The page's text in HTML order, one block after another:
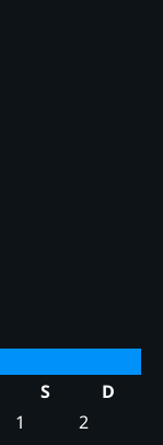
S
D
1
2